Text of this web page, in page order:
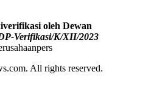
oleh Dewan
Verifikasi/K/XII/2023
All rights reserved.